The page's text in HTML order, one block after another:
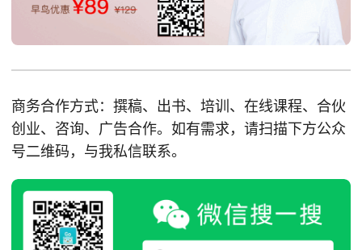
商务合作方式：撰稿、出书、培训、在线课程、合伙
创业、咨询、广告合作。如有需求，请扫描下方公众
号二维码，与我私信联系。